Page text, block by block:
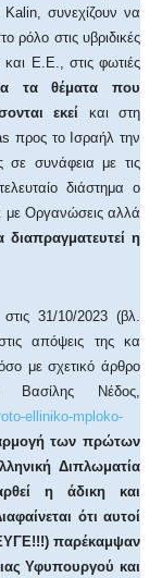
συνεχίζουν να
ρόλο στις υβριδικές
Ε.Ε., στις φωτιές
τα θέματα που
εκεί και στη
προς το Ισραήλ την
συνάφεια με τις
διάστημα ο
με Οργανώσεις αλλά
διαπραγματευτεί η
31/10/2023 (βλ.
απόψεις της κα
με σχετικό άρθρο
Βασίλης Νέδος,
elliniko-mploko-
των πρώτων
Διπλωματία
η άδικη και
ότι αυτοί
παρέκαμψαν
Υφυπουργού και